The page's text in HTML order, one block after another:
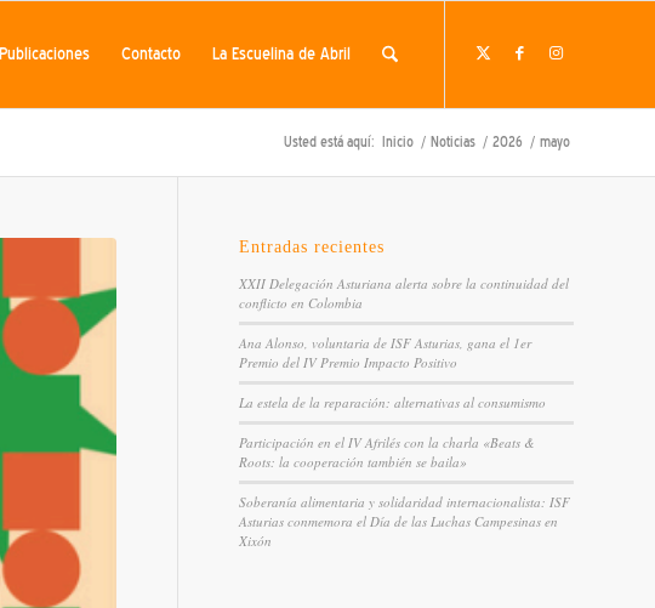
Publicaciones Contacto La Escuelina de Abril
Usted está aquí: Inicio / Noticias / 2026 / mayo
Entradas recientes
XXII Delegación Asturiana alerta sobre la continuidad del
conflicto en Colombia
Ana Alonso, voluntaria de ISF Asturias, gana el 1er
Premio del IV Premio Impacto Positivo
La estela de la reparación: alternativas al consumismo
Participación en el IV Afrilés con la charla «Beats &
Roots: la cooperación también se baila»
Soberanía alimentaria y solidaridad internacionalista: ISF
Asturias conmemora el Día de las Luchas Campesinas en
Xixón